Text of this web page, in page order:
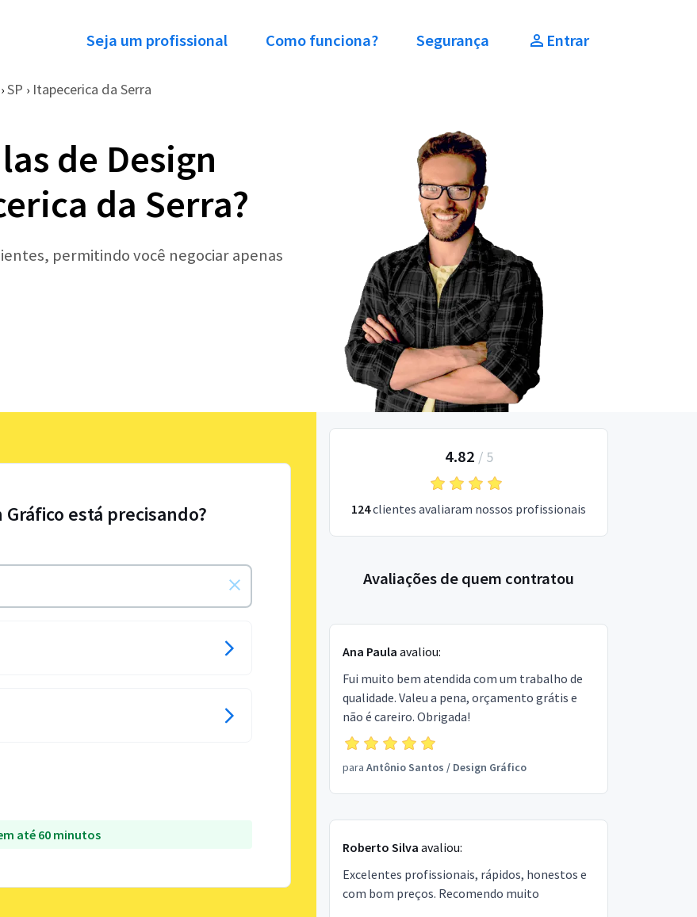
Seja um profissional Como funciona? Segurança Entrar
› SP › Itapecerica da Serra
de Design
da Serra?
permitindo você negociar apenas
está precisando?
até 60 minutos
4.82 / 5
124clientes avaliaram nossos profissionais
Avaliações de quem contratou
Ana Paula avaliou:
Fui muito bem atendida com um trabalho de
qualidade. Valeu a pena, orçamento grátis e
não é careiro. Obrigada!
para Antônio Santos / Design Gráfico
Roberto Silva avaliou:
Excelentes profissionais, rápidos, honestos e
com bom preços. Recomendo muito